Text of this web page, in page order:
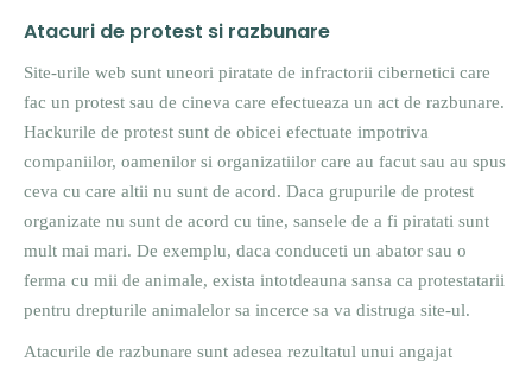
Atacuri de protest si razbunare
Site-urile web sunt uneori piratate de infractorii cibernetici care
fac un protest sau de cineva care efectueaza un act de razbunare.
Hackurile de protest sunt de obicei efectuate impotriva
companiilor, oamenilor si organizatiilor care au facut sau au spus
ceva cu care altii nu sunt de acord. Daca grupurile de protest
organizate nu sunt de acord cu tine, sansele de a fi piratati sunt
mult mai mari. De exemplu, daca conduceti un abator sau o
ferma cu mii de animale, exista intotdeauna sansa ca protestatarii
pentru drepturile animalelor sa incerce sa va distruga site-ul.
Atacurile de razbunare sunt adesea rezultatul unui angajat